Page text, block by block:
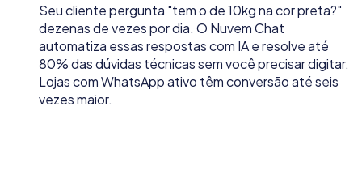
Seu cliente pergunta "tem o de 10kg na cor preta?"
dezenas de vezes por dia. O Nuvem Chat
automatiza essas respostas com IA e resolve até
80% das dúvidas técnicas sem você precisar digitar.
Lojas com WhatsApp ativo têm conversão até seis
vezes maior.